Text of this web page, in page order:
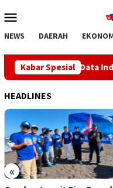
ke
Mobile
NEWS DAERAH
Kabar Spesial
Data Indonesia
HEADLINES
«